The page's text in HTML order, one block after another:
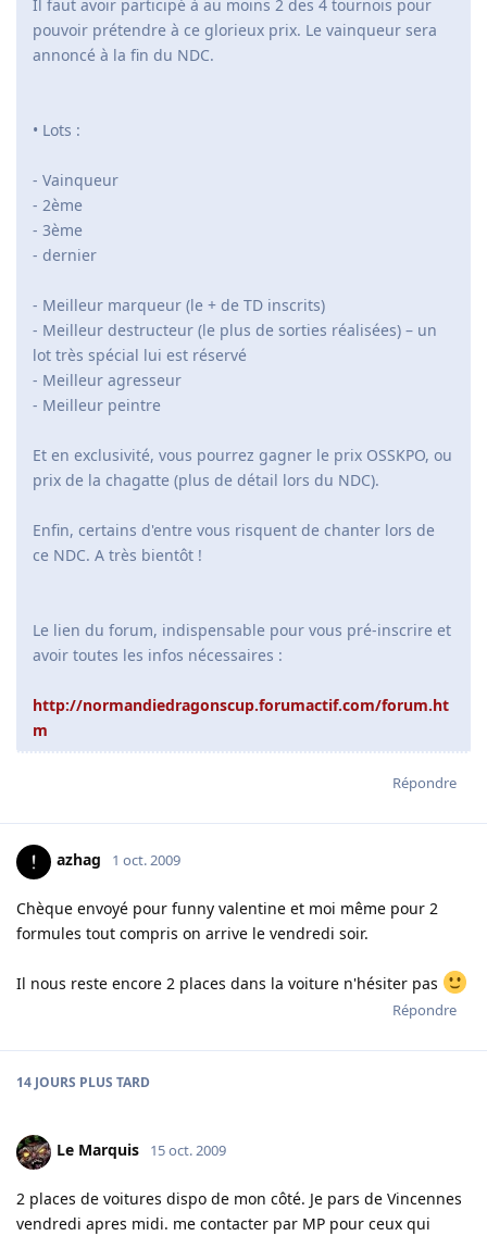
Il faut avoir participé à au moins 2 des 4 tournois pour
pouvoir prétendre à ce glorieux prix. Le vainqueur sera
annoncé à la fin du NDC.
• Lots :
- Vainqueur
- 2ème
- 3ème
- dernier
- Meilleur marqueur (le + de TD inscrits)
- Meilleur destructeur (le plus de sorties réalisées) – un
lot très spécial lui est réservé
- Meilleur agresseur
- Meilleur peintre
Et en exclusivité, vous pourrez gagner le prix OSSKPO, ou
prix de la chagatte (plus de détail lors du NDC).
Enfin, certains d'entre vous risquent de chanter lors de
ce NDC. A très bientôt !
Le lien du forum, indispensable pour vous pré-inscrire et
avoir toutes les infos nécessaires :
http://normandiedragonscup.forumactif.com/forum.ht
m
Répondre
azhag 1 oct. 2009
Chèque envoyé pour funny valentine et moi même pour 2
formules tout compris on arrive le vendredi soir.
Il nous reste encore 2 places dans la voiture n'hésiter pas
Répondre
14 JOURS PLUS TARD
Le Marquis 15 oct. 2009
2 places de voitures dispo de mon côté. Je pars de Vincennes
vendredi apres midi. me contacter par MP pour ceux qui